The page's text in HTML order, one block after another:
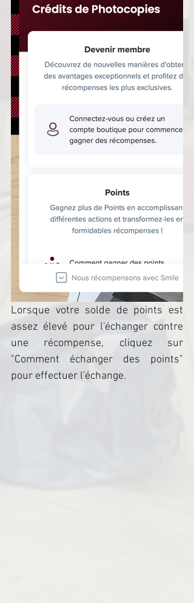
Lorsque votre solde de points est
assez élevé pour l'échanger contre
une récompense, cliquez sur
"Comment échanger des points"
pour effectuer l'échange.